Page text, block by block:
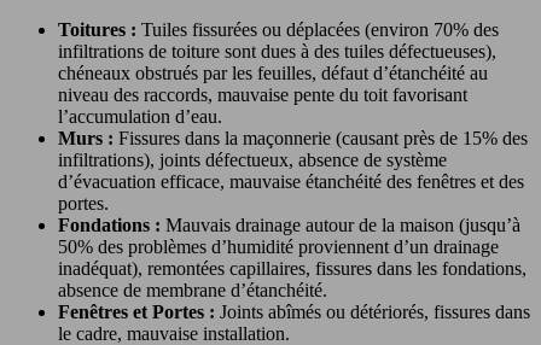
Toitures : Tuiles fissurées ou déplacées (environ 70% des
infiltrations de toiture sont dues à des tuiles défectueuses),
chéneaux obstrués par les feuilles, défaut d’étanchéité au
niveau des raccords, mauvaise pente du toit favorisant
l’accumulation d’eau.
Murs : Fissures dans la maçonnerie (causant près de 15% des
infiltrations), joints défectueux, absence de système
d’évacuation efficace, mauvaise étanchéité des fenêtres et des
portes.
Fondations : Mauvais drainage autour de la maison (jusqu’à
50% des problèmes d’humidité proviennent d’un drainage
inadéquat), remontées capillaires, fissures dans les fondations,
absence de membrane d’étanchéité.
Fenêtres et Portes : Joints abîmés ou détériorés, fissures dans
le cadre, mauvaise installation.